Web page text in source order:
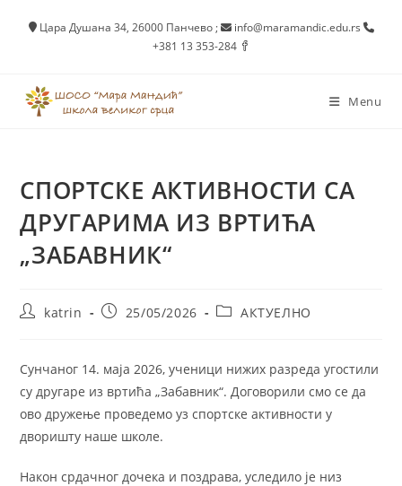
Цара Душана 34, 26000 Панчево;
info@maramandic.edu.rs
+381 13 353-284
Menu
СПОРТСКЕ АКТИВНОСТИ СА
ДРУГАРИМА ИЗ ВРТИЋА
„ЗАБАВНИК“
Postkatrin
Post25/05/2026
PostАКТУЕЛНО
Сунчаног 14. маја 2026, ученици нижих разреда угостили
су другаре из вртића „Забавник“. Договорили смо се да
ово дружење проведемо уз спортске активности у
дворишту наше школе.
Након срдачног дочека и поздрава, уследило је низ